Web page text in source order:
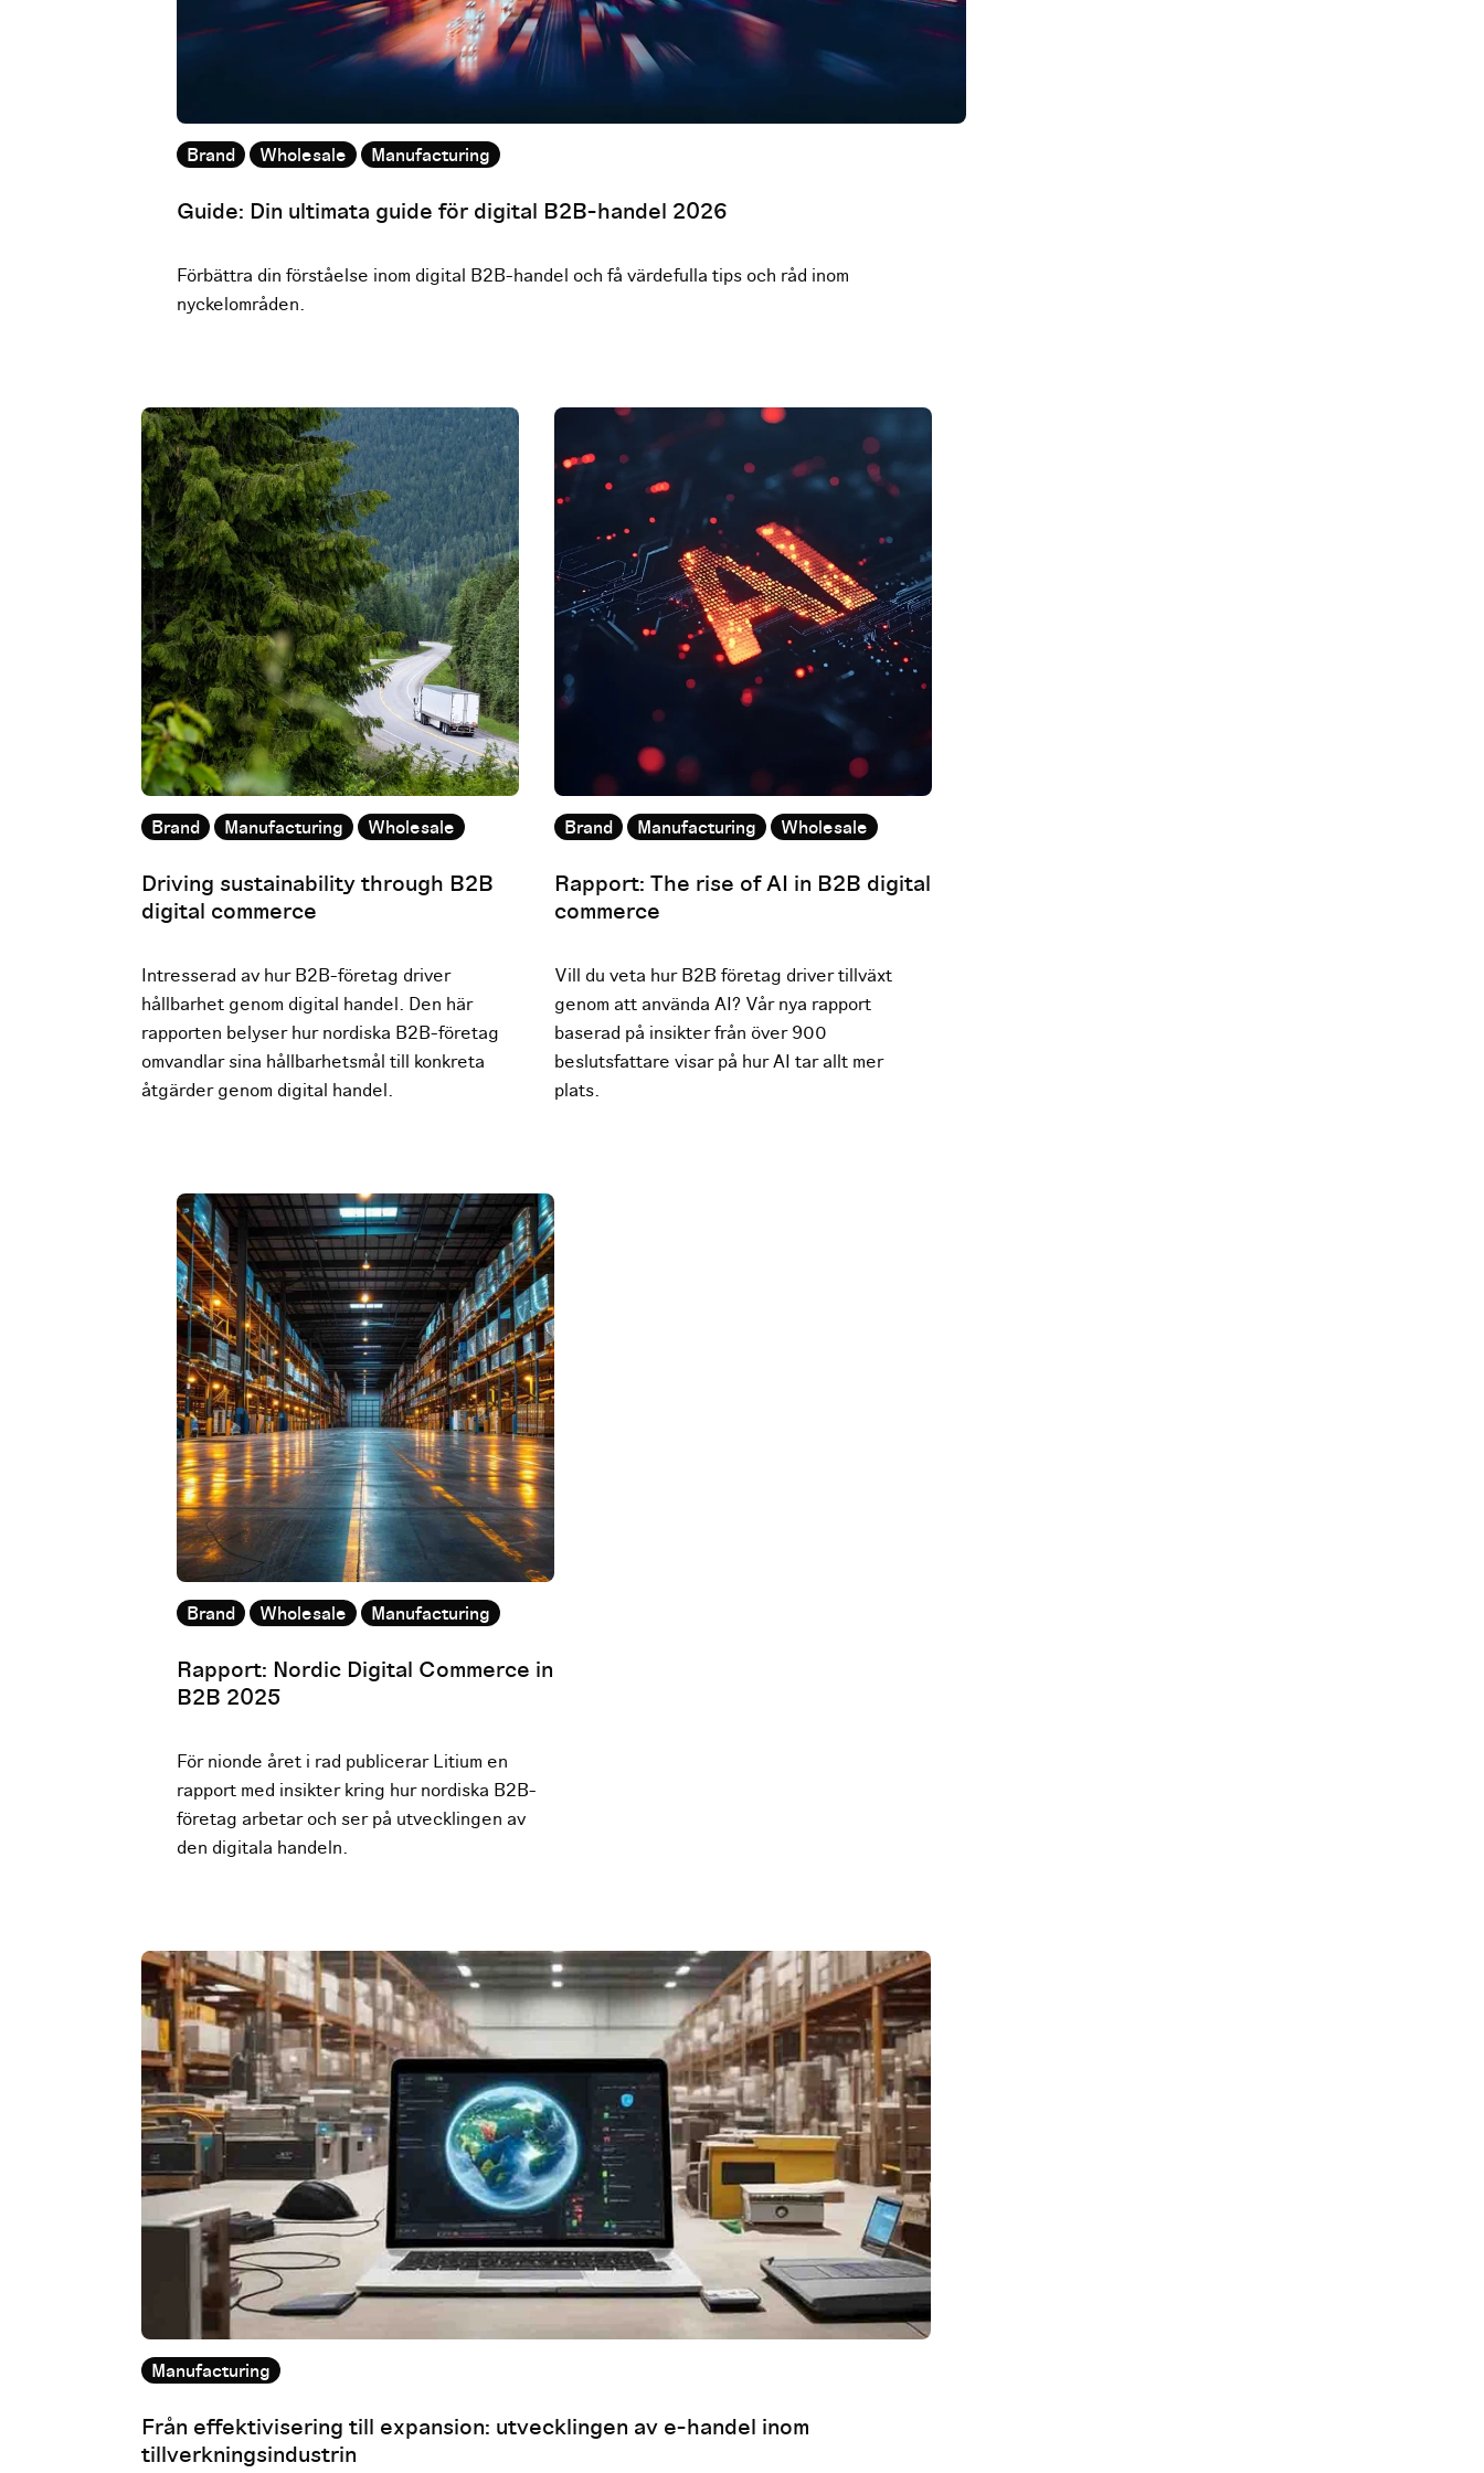
Brand Wholesale Manufacturing
Guide: Din ultimata guide för digital B2B-handel 2026
Förbättra din förståelse inom digital B2B-handel och få värdefulla tips och råd inom
nyckelområden.
Brand Manufacturing Wholesale
Driving sustainability through B2B
digital commerce
Intresserad av hur B2B-företag driver
hållbarhet genom digital handel. Den här
rapporten belyser hur nordiska B2B-företag
omvandlar sina hållbarhetsmål till konkreta
åtgärder genom digital handel.
Brand Manufacturing Wholesale
Rapport: The rise of AI in B2B digital
commerce
Vill du veta hur B2B företag driver tillväxt
genom att använda AI? Vår nya rapport
baserad på insikter från över 900
beslutsfattare visar på hur AI tar allt mer
plats.
Brand Wholesale Manufacturing
Rapport: Nordic Digital Commerce in
B2B 2025
För nionde året i rad publicerar Litium en
rapport med insikter kring hur nordiska B2B-
företag arbetar och ser på utvecklingen av
den digitala handeln.
Manufacturing
Från effektivisering till expansion: utvecklingen av e-handel inom
tillverkningsindustrin